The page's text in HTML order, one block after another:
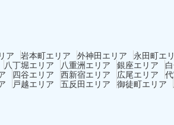
ア 岩本町エリア 外神田エリア
永田町エ
八丁堀エリア 八重洲エリア 銀座エリア
四谷エリア 西新宿エリア 広尾エリア
戸越エリア 五反田エリア 御徒町エリア